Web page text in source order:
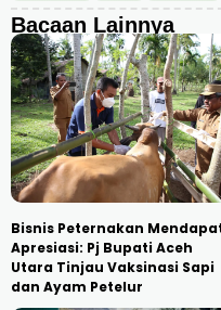
Bacaan Lainnya
Bisnis Peternakan
Apresiasi: Pj Bupati Aceh
Utara Tinjau Vaksinasi Sapi
dan Ayam Petelur